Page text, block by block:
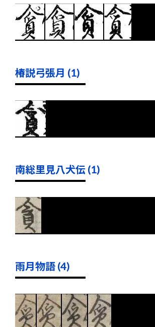
椿説弓張月 (1)
南総里見八犬伝 (1)
雨月物語 (4)